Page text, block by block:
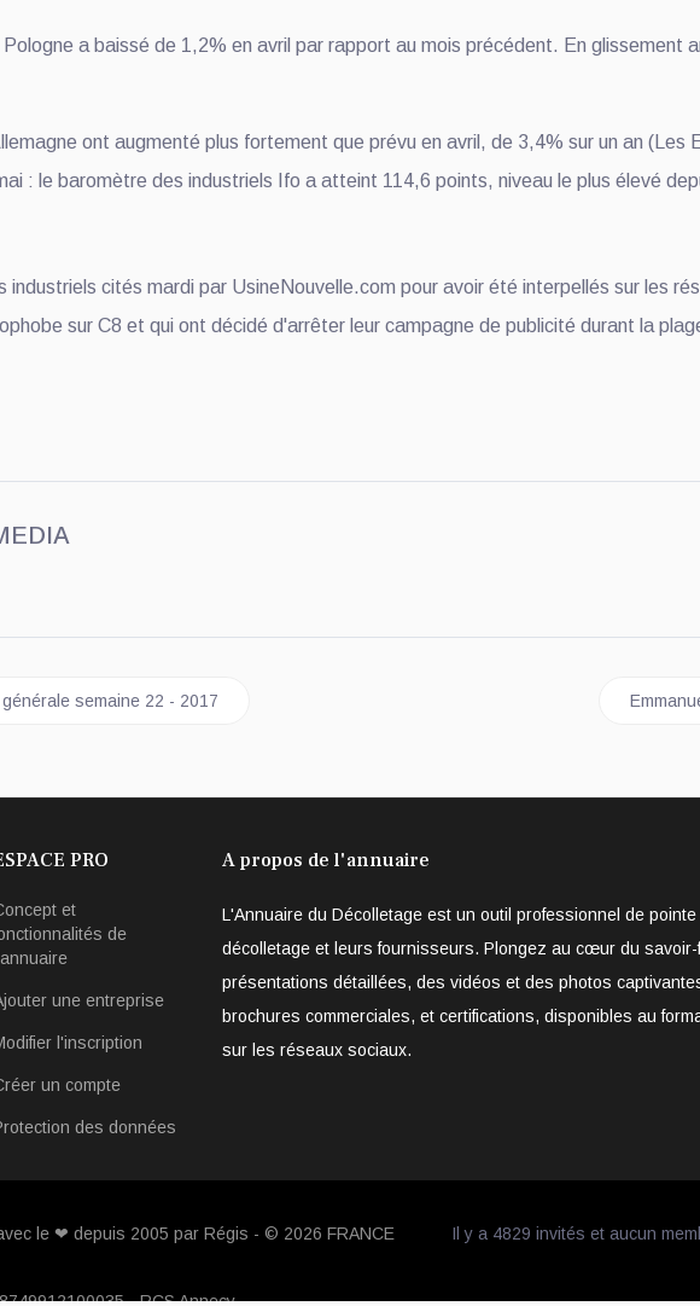
Pologne a baissé de 1,2% en avril par rapport au mois précédent. En glissement
ont augmenté plus fortement que prévu en avril, de 3,4% sur un an (Les
: le baromètre des industriels Ifo a atteint 114,6 points, niveau le plus élevé
industriels cités mardi par UsineNouvelle.com pour avoir été interpellés sur les
sur C8 et qui ont décidé d'arrêter leur campagne de publicité durant la
de l'industrie en générale semaine 22 - 2017
semaine 22 - 2017 Article
PRO
et
de
une entreprise
l'inscription
un compte
des données
A propos de l'annuaire
L'Annuaire du Décolletage est un outil professionnel de
décolletage et leurs fournisseurs. Plongez au cœur du
présentations détaillées, des vidéos et des photos
brochures commerciales, et certifications, disponibles au
sur les réseaux sociaux.
le ❤ depuis 2005 par Régis - © 2026 FRANCE
- RCS Annecy
Il y a 4829 invités et aucun